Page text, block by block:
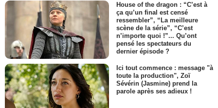
House of the dragon : “C’est à
ça qu’un final est censé
ressembler”, “La meilleure
scène de la série”, “C’est
n’importe quoi !”... Qu’ont
pensé les spectateurs du
dernier épisode ?
Ici tout commence : message "à
toute la production", Zoï
Sévérin (Jasmine) prend la
parole après ses adieux !